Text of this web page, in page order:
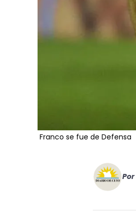
Franco se fue de Defensa
Por